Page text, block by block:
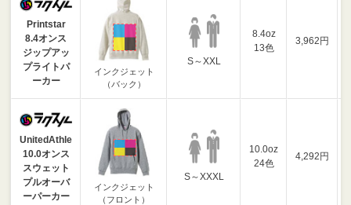
Printstar
8.4オンス
ジップアッ
プライトパ
ーカー
インクジェット
（バック）
S～XXL
8.4oz
13色
3,962円
UnitedAthle
10.0オンス
スウェット
プルオーバ
ーパーカー
インクジェット
（フロント）
S～XXXL
10.0oz
24色
4,292円